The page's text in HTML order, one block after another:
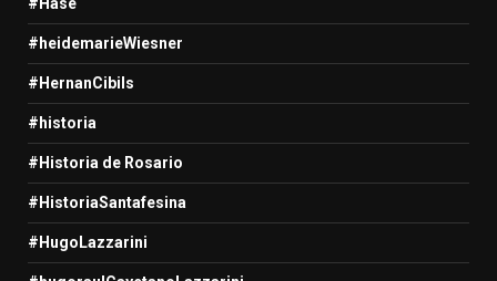
#heidemarieWiesner
#HernanCibils
#historia
#Historia de Rosario
#HistoriaSantafesina
#HugoLazzarini